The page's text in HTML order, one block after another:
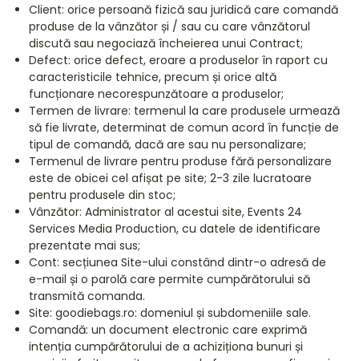
Client: orice persoană fizică sau juridică care comandă
produse de la vânzător și / sau cu care vânzătorul
discută sau negociază încheierea unui Contract;
Defect: orice defect, eroare a produselor în raport cu
caracteristicile tehnice, precum și orice altă
funcționare necorespunzătoare a produselor;
Termen de livrare: termenul la care produsele urmează
să fie livrate, determinat de comun acord în funcție de
tipul de comandă, dacă are sau nu personalizare;
Termenul de livrare pentru produse fără personalizare
este de obicei cel afișat pe site; 2-3 zile lucratoare
pentru produsele din stoc;
Vânzător: Administrator al acestui site, Events 24
Services Media Production, cu datele de identificare
prezentate mai sus;
Cont: secțiunea Site-ului constând dintr-o adresă de
e-mail și o parolă care permite cumpărătorului să
transmită comanda.
Site: goodiebags.ro: domeniul și subdomeniile sale.
Comandă: un document electronic care exprimă
intenția cumpărătorului de a achiziționa bunuri și